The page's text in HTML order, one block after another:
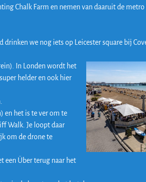
Chalk Farm en nemen van daaruit de
we nog iets op Leicester square bij
In Londen wordt het
helder en ook hier
en het is te ver om te
Walk. Je loopt daar
om de drone te
een Über terug naar het